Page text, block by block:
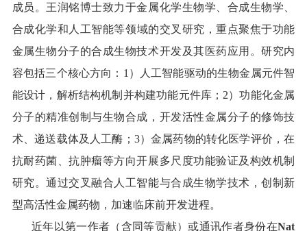
成员。王润铭博士致力于金属化学生物学、合成生物学、
合成化学和 人工智能等领域的交叉研究，重点聚焦于功能
金属生物分子的合成生物技术开发及其医药应用。研究内
容包括三个核心方向： 1） 人工智能驱动的生物金属元件智
能设计，解析结构机制并构建功能元件库； 2）功能化金属
分子的精准创制与生物合成，开发活性金属分子的修饰技
术、递送载体及人工酶； 3）金属药物的转化医学评价，在
抗耐药菌、抗肿瘤等方向开展多尺度功能验证及构效机制
研究。通过交叉融合人工智能与合成生物学技术，创制新
型高活性金属药物，加速临床前开发进程。
近年 以第一作者（含同等贡献）或通讯作者身份在Nat